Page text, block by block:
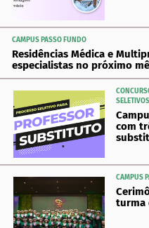
CAMPUS PASSO FUNDO
Residências Médica e
especialistas no próximo
SELETIVOS
com
CAMPUS
turma